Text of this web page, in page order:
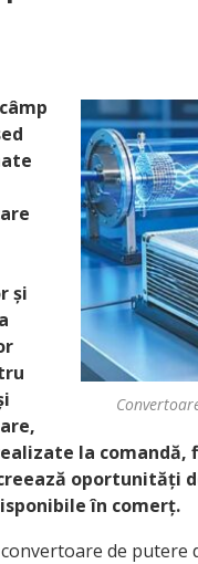
și
la
oportunități
în comerț.
de